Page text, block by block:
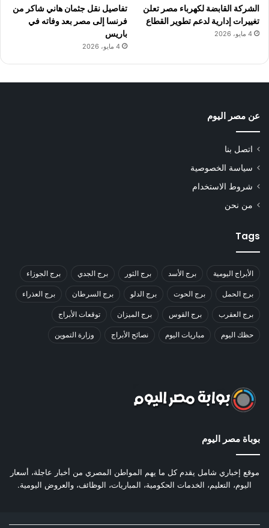
الشركة القابضة لكهرباء مصر تعلن
تغييرات إدارية لدعم تطوير القطاع
4 مايو، 2026
تفاصيل نقل جثمان هاني شاكر من
فرنسا إلى مصر بعد وفاته في
باريس
4 مايو، 2026
عن مصر اليوم
اتصل بنا
سياسة الخصوصية
شروط الاستخدام
من نحن
Tags
الأبراج اليومية برج الأسد برج الثور برج الجدي برج الجوزاء
برج الحمل برج الحوت برج الدلو برج السرطان برج العذراء
برج العقرب برج القوس برج الميزان توقعات الأبراج
حظك اليوم مباريات اليوم نصائح الأبراج وزارة التموين
بوباة مصر اليوم
موقع إخباري شامل يقدم كل ما يهم المواطن المصري من أخبار عاجلة، أسعار
اليوم، التعليم، الخدمات الحكومية، المباريات، الوظائف، والعروض اليومية.